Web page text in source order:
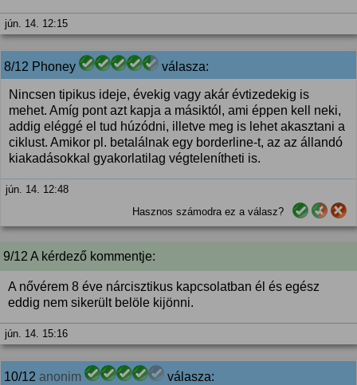
jún. 14. 12:15
8/12 Phoney válasza:
Nincsen tipikus ideje, évekig vagy akár évtizedekig is
mehet. Amíg pont azt kapja a másiktól, ami éppen kell neki,
addig eléggé el tud húzódni, illetve meg is lehet akasztani a
ciklust. Amikor pl. betalálnak egy borderline-t, az az állandó
kiakadásokkal gyakorlatilag végtelenítheti is.
jún. 14. 12:48
Hasznos számodra ez a válasz?
9/12 A kérdező kommentje:
A nővérem 8 éve nárcisztikus kapcsolatban él és egész
eddig nem sikerült belöle kijönni.
jún. 14. 15:16
10/12 anonim válasza: